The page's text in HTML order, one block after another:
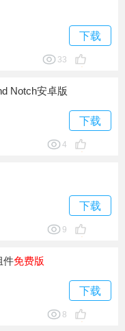
下载
33
Notch安卓版
下载
4
下载
9
件免费版
下载
8